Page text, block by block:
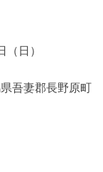
日）
妻郡長野原町